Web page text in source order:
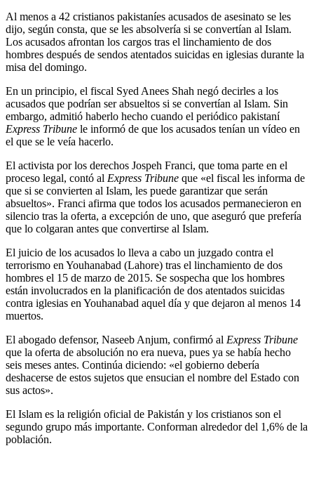
Al menos a 42 cristianos pakistaníes acusados de asesinato se les
dijo, según consta, que se les absolvería si se convertían al Islam.
Los acusados afrontan los cargos tras el linchamiento de dos
hombres después de sendos atentados suicidas en iglesias durante la
misa del domingo.
En un principio, el fiscal Syed Anees Shah negó decirles a los
acusados que podrían ser absueltos si se convertían al Islam. Sin
embargo, admitió haberlo hecho cuando el periódico pakistaní
Express Tribune le informó de que los acusados tenían un vídeo en
el que se le veía hacerlo.
El activista por los derechos Jospeh Franci, que toma parte en el
proceso legal, contó al Express Tribune que «el fiscal les informa de
que si se convierten al Islam, les puede garantizar que serán
absueltos». Franci afirma que todos los acusados permanecieron en
silencio tras la oferta, a excepción de uno, que aseguró que prefería
que lo colgaran antes que convertirse al Islam.
El juicio de los acusados lo lleva a cabo un juzgado contra el
terrorismo en Youhanabad (Lahore) tras el linchamiento de dos
hombres el 15 de marzo de 2015. Se sospecha que los hombres
están involucrados en la planificación de dos atentados suicidas
contra iglesias en Youhanabad aquel día y que dejaron al menos 14
muertos.
El abogado defensor, Naseeb Anjum, confirmó al Express Tribune
que la oferta de absolución no era nueva, pues ya se había hecho
seis meses antes. Continúa diciendo: «el gobierno debería
deshacerse de estos sujetos que ensucian el nombre del Estado con
sus actos».
El Islam es la religión oficial de Pakistán y los cristianos son el
segundo grupo más importante. Conforman alrededor del 1,6% de la
población.